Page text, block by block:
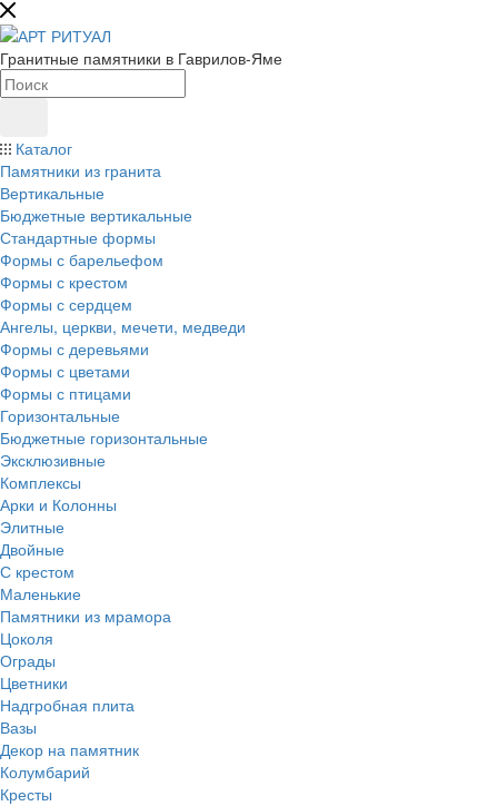
Гранитные памятники в Гаврилов-Яме
Каталог
Памятники из гранита
Вертикальные
Бюджетные вертикальные
Стандартные формы
Формы с барельефом
Формы с крестом
Формы с сердцем
Ангелы, церкви, мечети, медведи
Формы с деревьями
Формы с цветами
Формы с птицами
Горизонтальные
Бюджетные горизонтальные
Эксклюзивные
Комплексы
Арки и Колонны
Элитные
Двойные
С крестом
Маленькие
Памятники из мрамора
Цоколя
Ограды
Цветники
Надгробная плита
Вазы
Декор на памятник
Колумбарий
Кресты